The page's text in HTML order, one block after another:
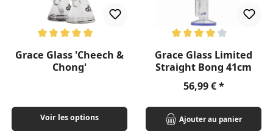
Grace Glass 'Cheech &
Chong'
Voir les options
Grace Glass Limited
Straight Bong 41cm
Prix régulier :
56,99 €
Ajouter au panier